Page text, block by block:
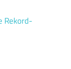
Rekord-